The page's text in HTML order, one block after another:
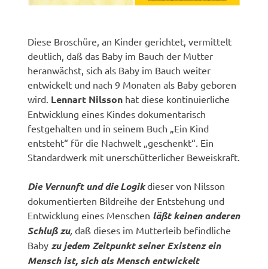
Diese Broschüre, an Kinder gerichtet, vermittelt
deutlich, daß das Baby im Bauch der Mutter
heranwächst, sich als Baby im Bauch weiter
entwickelt und nach 9 Monaten als Baby geboren
wird. Lennart Nilsson hat diese kontinuierliche
Entwicklung eines Kindes dokumentarisch
festgehalten und in seinem Buch „Ein Kind
entsteht“ für die Nachwelt „geschenkt“. Ein
Standardwerk mit unerschütterlicher Beweiskraft.
Die Vernunft und die Logikdieser von Nilsson
dokumentierten Bildreihe der Entstehung und
Entwicklung eines Menschen läßt keinen anderen
Schluß zu, daß dieses im Mutterleib befindliche
Baby zu jedem Zeitpunkt seiner Existenz ein
Mensch ist, sich als Mensch entwickelt